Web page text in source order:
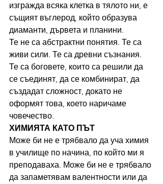
изгражда всяка клетка в тялото ни, е
същият въглерод, който образува
диаманти, дървета и планини.
Те не са абстрактни понятия. Те са
живи сили. Те са древни съзнания.
Те са боговете, които са решили да
се съединят, да се комбинират, да
създадат сложност, докато не
оформят това, което наричаме
човечество.
ХИМИЯТА КАТО ПЪТ
Може би не е трябвало да уча химия
в училище по начина, по който ми я
преподаваха. Може би не е трябвало
да запаметявам валентности или да